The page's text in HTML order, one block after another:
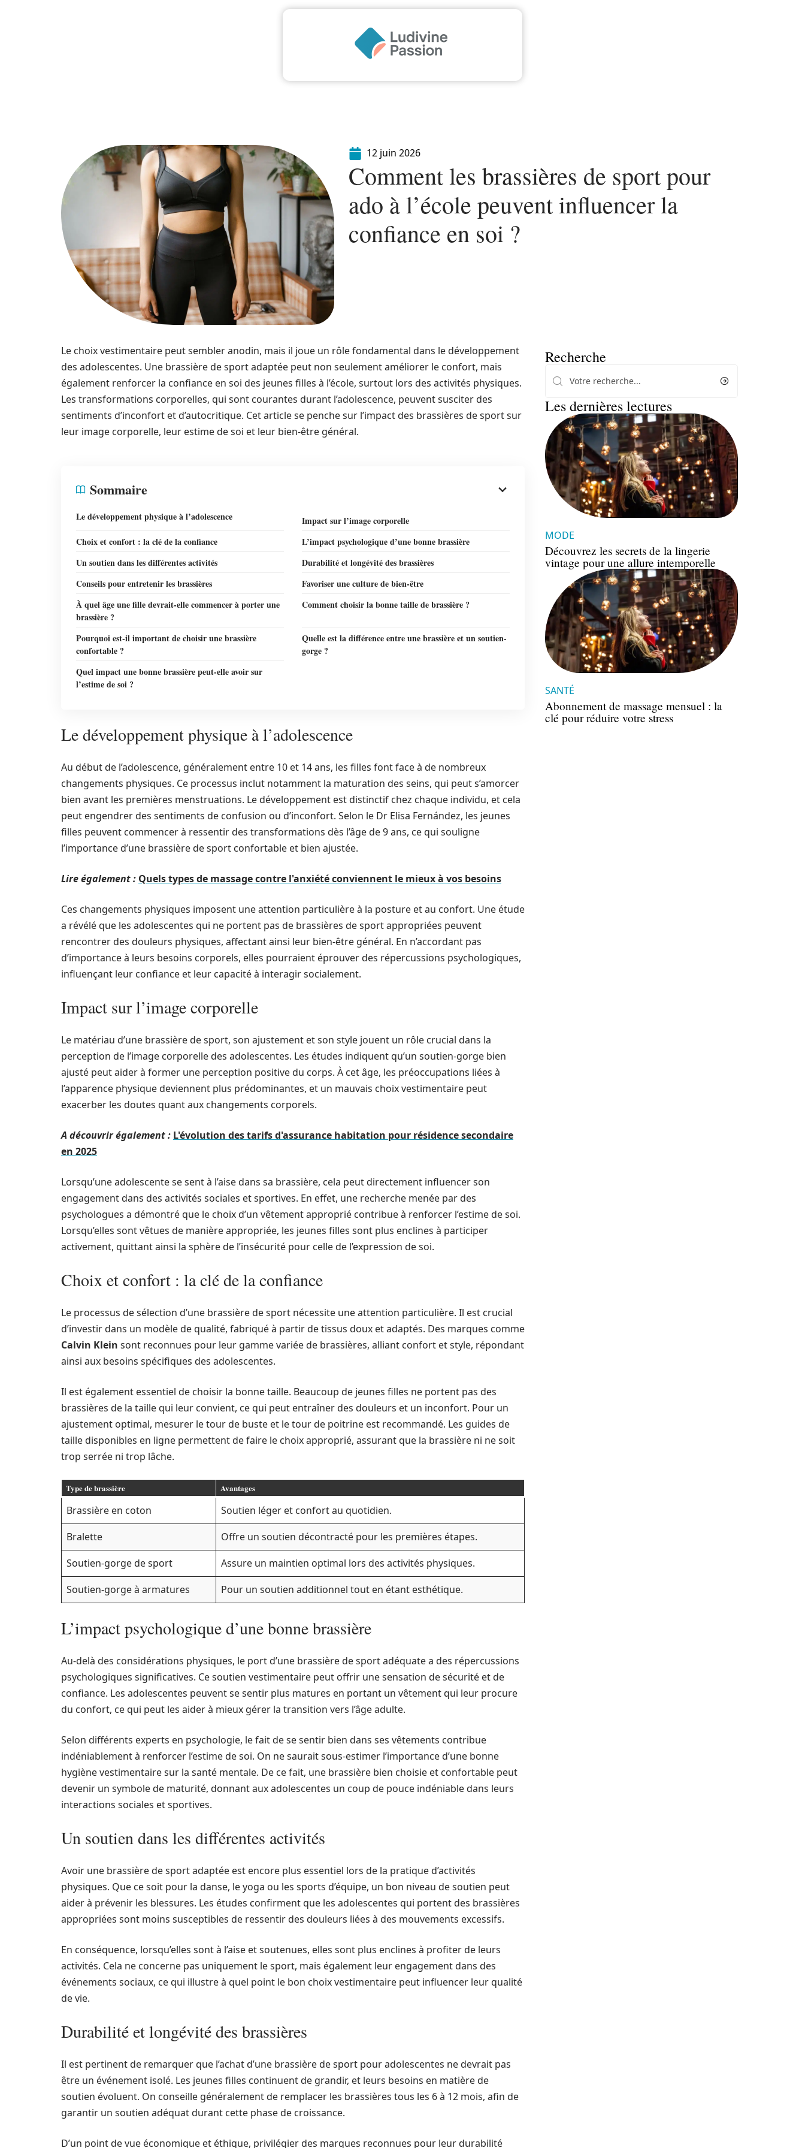
12 juin 2026
Comment les brassières de sport pour
ado à l’école peuvent influencer la
confiance en soi ?
Le choix vestimentaire peut sembler anodin, mais il joue un rôle fondamental dans le développement
des adolescentes. Une brassière de sport adaptée peut non seulement améliorer le confort, mais
également renforcer la confiance en soi des jeunes filles à l’école, surtout lors des activités physiques.
Les transformations corporelles, qui sont courantes durant l’adolescence, peuvent susciter des
sentiments d’inconfort et d’autocritique. Cet article se penche sur l’impact des brassières de sport sur
leur image corporelle, leur estime de soi et leur bien-être général.
Sommaire
Le développement physique à l’adolescence
Impact sur l’image corporelle
Choix et confort : la clé de la confiance
L’impact psychologique d’une bonne brassière
Un soutien dans les différentes activités
Durabilité et longévité des brassières
Conseils pour entretenir les brassières
Favoriser une culture de bien-être
À quel âge une fille devrait-elle commencer à porter une
brassière ?
Comment choisir la bonne taille de brassière ?
Pourquoi est-il important de choisir une brassière
confortable ?
Quelle est la différence entre une brassière et un soutien-
gorge ?
Quel impact une bonne brassière peut-elle avoir sur
l’estime de soi ?
Le développement physique à l’adolescence
Au début de l’adolescence, généralement entre 10 et 14 ans, les filles font face à de nombreux
changements physiques. Ce processus inclut notamment la maturation des seins, qui peut s’amorcer
bien avant les premières menstruations. Le développement est distinctif chez chaque individu, et cela
peut engendrer des sentiments de confusion ou d’inconfort. Selon le Dr Elisa Fernández, les jeunes
filles peuvent commencer à ressentir des transformations dès l’âge de 9 ans, ce qui souligne
l’importance d’une brassière de sport confortable et bien ajustée.
Lire également : Quels types de massage contre l'anxiété conviennent le mieux à vos besoins
Ces changements physiques imposent une attention particulière à la posture et au confort. Une étude
a révélé que les adolescentes qui ne portent pas de brassières de sport appropriées peuvent
rencontrer des douleurs physiques, affectant ainsi leur bien-être général. En n’accordant pas
d’importance à leurs besoins corporels, elles pourraient éprouver des répercussions psychologiques,
influençant leur confiance et leur capacité à interagir socialement.
Impact sur l’image corporelle
Le matériau d’une brassière de sport, son ajustement et son style jouent un rôle crucial dans la
perception de l’image corporelle des adolescentes. Les études indiquent qu’un soutien-gorge bien
ajusté peut aider à former une perception positive du corps. À cet âge, les préoccupations liées à
l’apparence physique deviennent plus prédominantes, et un mauvais choix vestimentaire peut
exacerber les doutes quant aux changements corporels.
A découvrir également : L'évolution des tarifs d'assurance habitation pour résidence secondaire
en 2025
Lorsqu’une adolescente se sent à l’aise dans sa brassière, cela peut directement influencer son
engagement dans des activités sociales et sportives. En effet, une recherche menée par des
psychologues a démontré que le choix d’un vêtement approprié contribue à renforcer l’estime de soi.
Lorsqu’elles sont vêtues de manière appropriée, les jeunes filles sont plus enclines à participer
activement, quittant ainsi la sphère de l’insécurité pour celle de l’expression de soi.
Choix et confort : la clé de la confiance
Le processus de sélection d’une brassière de sport nécessite une attention particulière. Il est crucial
d’investir dans un modèle de qualité, fabriqué à partir de tissus doux et adaptés. Des marques comme
Calvin Klein sont reconnues pour leur gamme variée de brassières, alliant confort et style, répondant
ainsi aux besoins spécifiques des adolescentes.
Il est également essentiel de choisir la bonne taille. Beaucoup de jeunes filles ne portent pas des
brassières de la taille qui leur convient, ce qui peut entraîner des douleurs et un inconfort. Pour un
ajustement optimal, mesurer le tour de buste et le tour de poitrine est recommandé. Les guides de
taille disponibles en ligne permettent de faire le choix approprié, assurant que la brassière ni ne soit
trop serrée ni trop lâche.
Type de brassière Avantages
Brassière en coton
Soutien léger et confort au quotidien.
Bralette
Offre un soutien décontracté pour les premières étapes.
Soutien-gorge de sport
Assure un maintien optimal lors des activités physiques.
Soutien-gorge à armatures
Pour un soutien additionnel tout en étant esthétique.
L’impact psychologique d’une bonne brassière
Au-delà des considérations physiques, le port d’une brassière de sport adéquate a des répercussions
psychologiques significatives. Ce soutien vestimentaire peut offrir une sensation de sécurité et de
confiance. Les adolescentes peuvent se sentir plus matures en portant un vêtement qui leur procure
du confort, ce qui peut les aider à mieux gérer la transition vers l’âge adulte.
Selon différents experts en psychologie, le fait de se sentir bien dans ses vêtements contribue
indéniablement à renforcer l’estime de soi. On ne saurait sous-estimer l’importance d’une bonne
hygiène vestimentaire sur la santé mentale. De ce fait, une brassière bien choisie et confortable peut
devenir un symbole de maturité, donnant aux adolescentes un coup de pouce indéniable dans leurs
interactions sociales et sportives.
Un soutien dans les différentes activités
Avoir une brassière de sport adaptée est encore plus essentiel lors de la pratique d’activités
physiques. Que ce soit pour la danse, le yoga ou les sports d’équipe, un bon niveau de soutien peut
aider à prévenir les blessures. Les études confirment que les adolescentes qui portent des brassières
appropriées sont moins susceptibles de ressentir des douleurs liées à des mouvements excessifs.
En conséquence, lorsqu’elles sont à l’aise et soutenues, elles sont plus enclines à profiter de leurs
activités. Cela ne concerne pas uniquement le sport, mais également leur engagement dans des
événements sociaux, ce qui illustre à quel point le bon choix vestimentaire peut influencer leur qualité
de vie.
Durabilité et longévité des brassières
Il est pertinent de remarquer que l’achat d’une brassière de sport pour adolescentes ne devrait pas
être un événement isolé. Les jeunes filles continuent de grandir, et leurs besoins en matière de
soutien évoluent. On conseille généralement de remplacer les brassières tous les 6 à 12 mois, afin de
garantir un soutien adéquat durant cette phase de croissance.
D’un point de vue économique et éthique, privilégier des marques reconnues pour leur durabilité
Recherche
Les dernières lectures
MODE
Découvrez les secrets de la lingerie
vintage pour une allure intemporelle
SANTÉ
Abonnement de massage mensuel : la
clé pour réduire votre stress